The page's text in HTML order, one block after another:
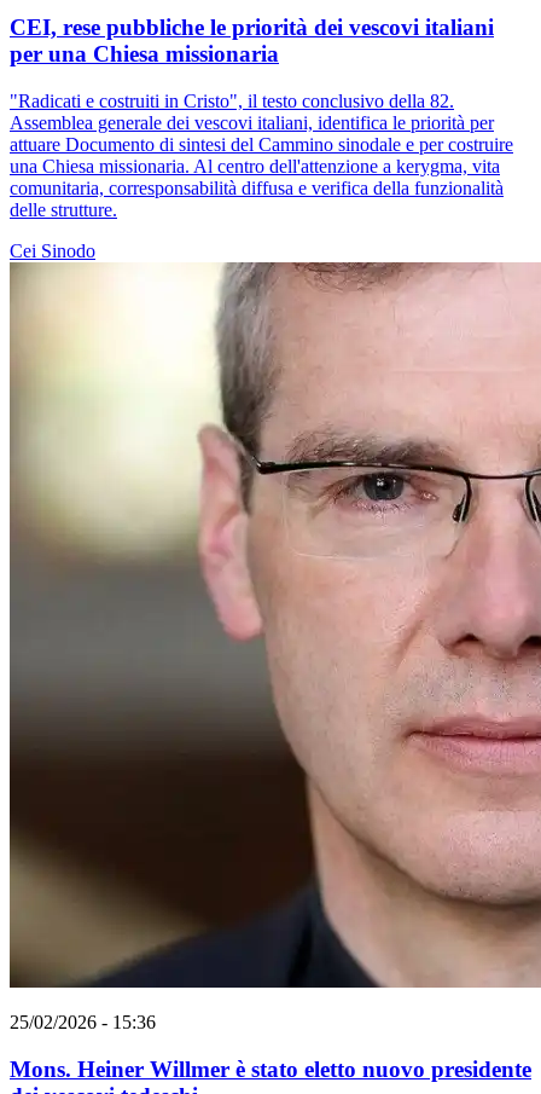
CEI, rese pubbliche le priorità dei vescovi italiani
per una Chiesa missionaria
"Radicati e costruiti in Cristo", il testo conclusivo della 82.
Assemblea generale dei vescovi italiani, identifica le priorità per
attuare Documento di sintesi del Cammino sinodale e per costruire
una Chiesa missionaria. Al centro dell'attenzione a kerygma, vita
comunitaria, corresponsabilità diffusa e verifica della funzionalità
delle strutture.
Cei Sinodo
25/02/2026 - 15:36
Mons. Heiner Willmer è stato eletto nuovo presidente